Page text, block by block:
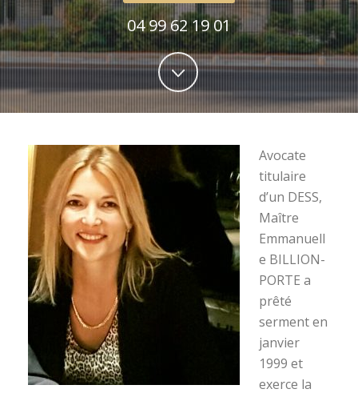
04 99 62 19 01
Avocate
titulaire
d’un DESS,
Maître
Emmanuell
e BILLION-
PORTE a
prêté
serment en
janvier
1999 et
exerce la